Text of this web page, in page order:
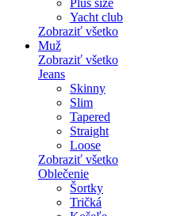
Plus size
Yacht club
Zobraziť všetko
Muž
Zobraziť všetko
Jeans
Skinny
Slim
Tapered
Straight
Loose
Zobraziť všetko
Oblečenie
Šortky
Tričká